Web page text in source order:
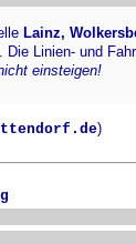
Lainz,
Linien- und
einsteigen!
)